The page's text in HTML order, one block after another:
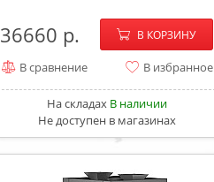
36660 − +
В КОРЗИНУ
В сравнение В избранное
На складах В наличии
Не доступен в магазинах